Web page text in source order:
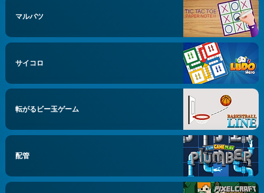
マルバツ
サイコロ
転がるビー玉ゲーム
配管